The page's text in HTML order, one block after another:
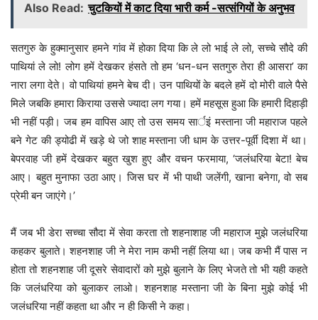
Also Read: चुटकियों में काट दिया भारी कर्म -सत्संगियों के अनुभव
सतगुरु के हुक्मानुसार हमने गांव में होका दिया कि ले लो भाई ले लो, सच्चे सौदे की
पाथियां ले लो! लोग हमें देखकर हंसते तो हम ‘धन-धन सतगुरु तेरा ही आसरा’ का
नारा लगा देते। वो पाथियां हमने बेच दी। उन पाथियों के बदले हमें दो मोरी वाले पैसे
मिले जबकि हमारा किराया उससे ज्यादा लग गया। हमें महसूस हुआ कि हमारी दिहाड़ी
भी नहीं पड़ी। जब हम वापिस आए तो उस समय सार्इं मस्ताना जी महाराज पहले
बने गेट की ड्योढी में खड़े थे जो शाह मस्ताना जी धाम के उत्तर-पूर्वी दिशा में था।
बेपरवाह जी हमें देखकर बहुत खुश हुए और वचन फरमाया, ‘जलंधरिया बेटा! बेच
आए। बहुत मुनाफा उठा आए। जिस घर में भी पाथी जलेंगी, खाना बनेगा, वो सब
प्रेमी बन जाएंगे।’
मैं जब भी डेरा सच्चा सौदा में सेवा करता तो शहनाशाह जी महाराज मुझे जलंधरिया
कहकर बुलाते। शहनशाह जी ने मेरा नाम कभी नहीं लिया था। जब कभी मैं पास न
होता तो शहनशाह जी दूसरे सेवादारों को मुझे बुलाने के लिए भेजते तो भी यही कहते
कि जलंधरिया को बुलाकर लाओ। शहनशाह मस्ताना जी के बिना मुझे कोई भी
जलंधरिया नहीं कहता था और न ही किसी ने कहा।